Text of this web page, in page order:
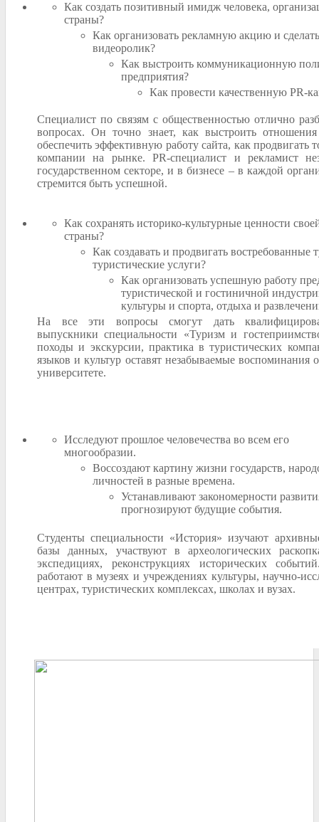
Как создать позитивный имидж человека,
страны?
Как организовать рекламную акцию и
видеоролик?
Как выстроить коммуникационную
предприятия?
Как провести качественную PR-
Специалист по связям с общественностью отлично
вопросах. Он точно знает, как выстроить
обеспечить эффективную работу сайта, как продвигать
компании на рынке. PR-специалист и рекламист
государственном секторе, и в бизнесе – в каждой
стремится быть успешной.
Как сохранять историко-культурные ценности
страны?
Как создавать и продвигать востребованные
туристические услуги?
Как организовать успешную работу
туристической и гостиничной
культуры и спорта, отдыха и
На все эти вопросы смогут дать
выпускники специальности «Туризм и
походы и экскурсии, практика в туристических
языков и культур оставят незабываемые воспоминания
университете.
Исследуют прошлое человечества во всем его
многообразии.
Воссоздают картину жизни государств,
личностей в разные времена.
Устанавливают закономерности
прогнозируют будущие события.
Студенты специальности «История» изучают
базы данных, участвуют в археологических
экспедициях, реконструкциях исторических
работают в музеях и учреждениях культуры, научно-
центрах, туристических комплексах, школах и вузах.